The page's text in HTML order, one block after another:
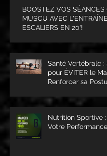
BOOSTEZ VOS SÉANCES
MUSCU AVEC
ESCALIERS EN 20'!
Santé Vertébrale :
pour ÉVITER le
Renforcer sa
Nutrition Sportive :
Votre Performance